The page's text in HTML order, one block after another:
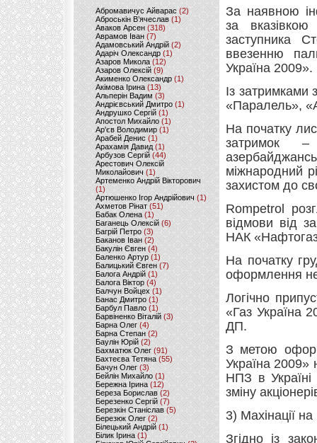
Абромавичус Айварас (2)
Аброськін В’ячеслав(1)
Аваков Арсен (318)
Аврамов Іван (7)
Адамовський Андрій(2)
Адаріч Олександр (1)
Азаров Микола (12)
Азаров Олексій (9)
Акименко Олександр(1)
Акімова Ірина(13)
Альперін Вадим (3)
Андрієвський Дмитро(1)
Андрушко Сергій(1)
Апостол Михайло(1)
Ар'єв Володимир (1)
Арабей Денис(1)
Арахамія Давид (1)
Арбузов Сергій (44)
Арестович Олексій
Миколайович(1)
Артеменко Андрій Вікторович
(1)
Артюшенко Ігор Андрійович(1)
Ахметов Рінат(51)
Бабак Олена(1)
Баганець Олексій(6)
Багрій Петро (3)
Баканов Іван(2)
Бакулін Євген (4)
Баленко Артур(1)
Балицький Євген(7)
Балога Андрій (1)
Балога Віктор (4)
Балчун Войцех (1)
Банас Дмитро (1)
Барбул Павло(1)
Барвіненко Віталій(3)
Барна Олег (4)
Барна Степан (2)
Баулін Юрій (2)
Бахматюк Олег (91)
Бахтеєва Тетяна(55)
Бачун Олег (3)
Бейлін Михайло (1)
Бережна Ірина(12)
Береза Борислав(2)
Березенко Сергій (7)
Березкін Станіслав (5)
Березюк Олег(2)
Білецький Андрій (1)
Білик Ірина (1)
За наявною
за
заступника
ввезенню
Україна 2009».
Із затримками
«Паралель»,
На початку
затримок –
міжнародний
захистом до
Rompetrol
відмови від
НАК
На початку
оформлення
Логічно
«Газ Україна
ДП.
З метою
Україна 2009»
НПЗ в
зміну
3) Махінації
Згідно із